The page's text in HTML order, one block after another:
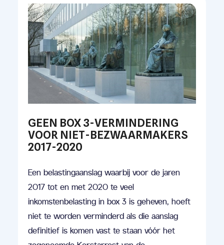
GEEN BOX 3-VERMINDERING
VOOR NIET-BEZWAARMAKERS
2017-2020
Een belastingaanslag waarbij voor de jaren
2017 tot en met 2020 te veel
inkomstenbelasting in box 3 is geheven, hoeft
niet te worden verminderd als die aanslag
definitief is komen vast te staan vóór het